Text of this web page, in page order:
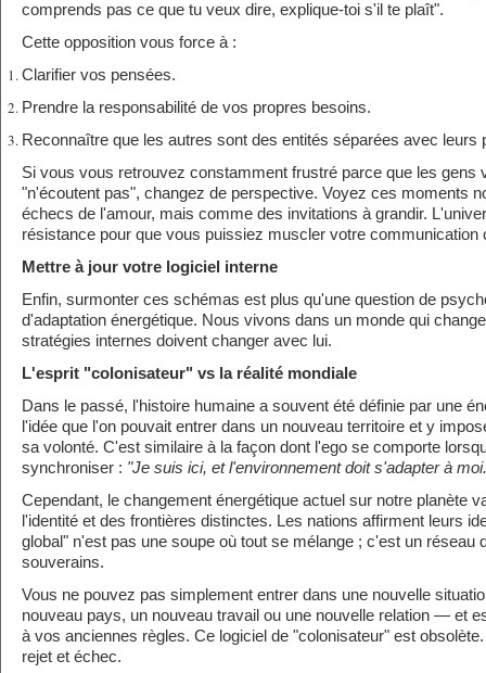
comprends pas ce que tu veux dire, explique-toi s'il te plaît".
Cette opposition vous force à :
Clarifier vos pensées.
Prendre la responsabilité de vos propres besoins.
Reconnaître que les autres sont des entités séparées avec leurs
Si vous vous retrouvez constamment frustré parce que les gens
"n'écoutent pas", changez de perspective. Voyez ces moments
échecs de l'amour, mais comme des invitations à grandir.
résistance pour que vous puissiez muscler votre communication
Mettre à jour votre logiciel interne
Enfin, surmonter ces schémas est plus qu'une question de
d'adaptation énergétique. Nous vivons dans un monde qui
stratégies internes doivent changer avec lui.
L'esprit "colonisateur" vs la réalité mondiale
Dans le passé, l'histoire humaine a souvent été définie par une
l'idée que l'on pouvait entrer dans un nouveau territoire et y
sa volonté. C'est similaire à la façon dont l'ego se comporte
synchroniser : "Je suis ici, et l'environnement doit s'adapter à
Cependant, le changement énergétique actuel sur notre planète
l'identité et des frontières distinctes. Les nations affirment leurs
global" n'est pas une soupe où tout se mélange ; c'est un
souverains.
Vous ne pouvez pas simplement entrer dans une nouvelle
nouveau pays, un nouveau travail ou une nouvelle relation — et
à vos anciennes règles. Ce logiciel de "colonisateur" est
rejet et échec.